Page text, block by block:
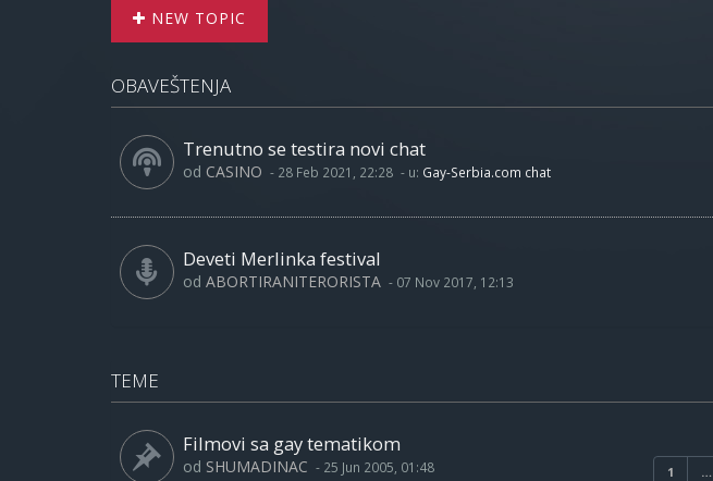
NEW TOPIC
OBAVEŠTENJA
Trenutno se testira novi chat
od CASINO - 28 Feb 2021, 22:28 - u: Gay-Serbia.com chat
Deveti Merlinka festival
od ABORTIRANITERORISTA - 07 Nov 2017, 12:13
TEME
Filmovi sa gay tematikom
1 …
od SHUMADINAC - 25 Jun 2005, 01:48